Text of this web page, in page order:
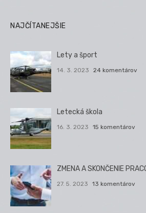
NAJČÍTANEJŠIE
Lety a šport
14. 3. 2023 24 komentárov
Letecká škola
16. 3. 2023 15 komentárov
ZMENA A SKONČENIE
27. 5. 2023 13 komentárov